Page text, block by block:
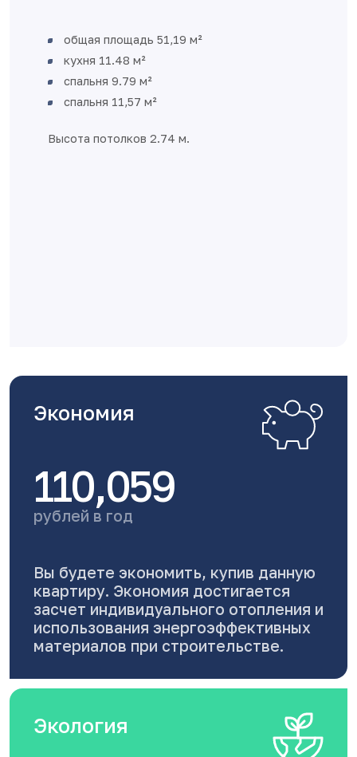
общая площадь 51,19 м²
кухня 11.48 м²
спальня 9.79 м²
спальня 11,57 м²
Высота потолков 2.74 м.
Экономия
110,059
рублей в год
Вы будете экономить, купив данную
квартиру. Экономия достигается
засчет индивидуального отопления и
использования энергоэффективных
материалов при строительстве.
Экология